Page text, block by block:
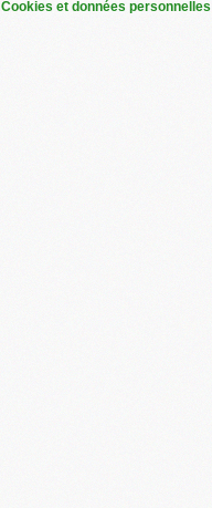
Cookies et données personnelles